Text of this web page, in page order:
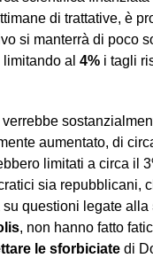
di trattative, è
si manterrà di poco
al 4% i tagli
verrebbe
aumentato, di
limitati a circa il
sia repubblicani,
questioni legate alla
, non hanno fatto
le sforbiciate di